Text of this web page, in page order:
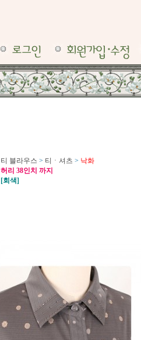
티 블라우스 > 티ㆍ셔츠 > 낙화
허리 38인치 까지
[회색]